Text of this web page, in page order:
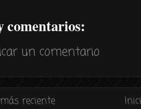
comentarios:
un comentario
reciente